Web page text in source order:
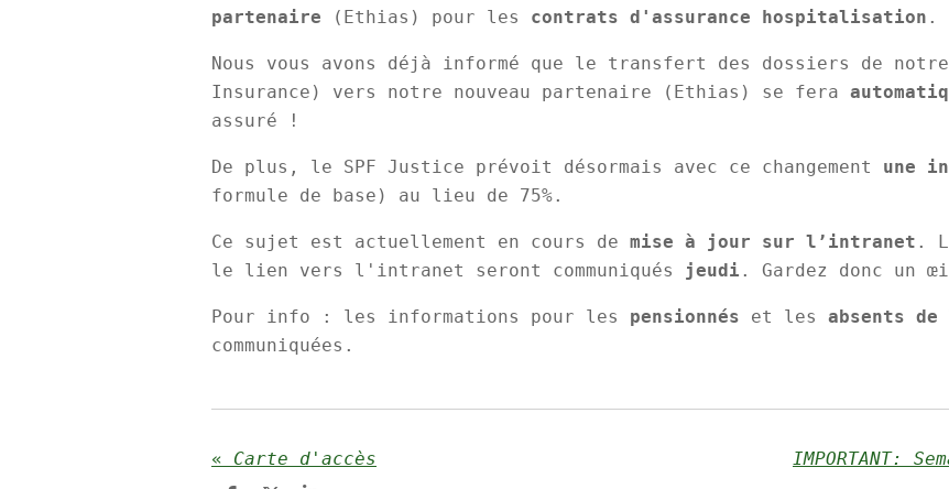
partenaire
(Ethias) pour les contrats d'assurance hospitalisation .
Nous vous avons déjà informé que le transfert des dossiers de
Insurance) vers notre nouveau partenaire (Ethias) se fera
assuré !
De plus, le SPF Justice prévoit désormais avec ce changement une
formule de base) au lieu de 75%.
Ce sujet est actuellement en cours de mise à jour sur l’intranet .
le lien vers l'intranet seront communiqués
jeudi . Gardez donc un
Pour info : les informations pour les pensionnés et les absents de
communiquées.
« Carte d'accès